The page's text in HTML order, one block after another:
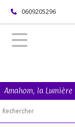
0609205296
Amahom, la Lumière